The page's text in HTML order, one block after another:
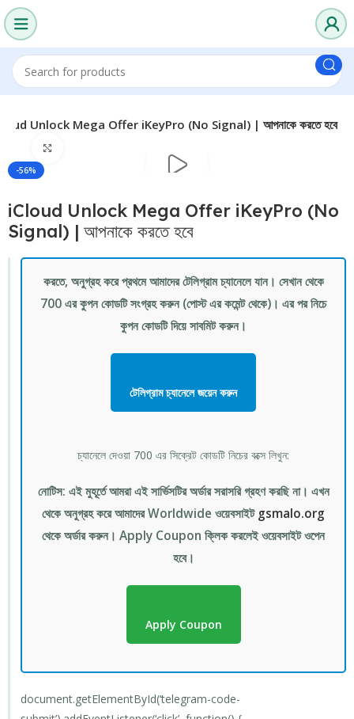
Unlock Mega Offer iKeyPro (No Signal) | আপনাকে করতে হবে
-56%
iCloud Unlock Mega Offer iKeyPro (No
Signal) | আপনাকে করতে হবে
করতে, অনুগ্রহ করে প্রথমে আমাদের টেলিগ্রাম চ্যানেলে যান। সেখান থেকে
700 এর কুপন কোডটি সংগ্রহ করুন (পোস্ট এর কমেন্ট থেকে)। এর পর নিচে
কুপন কোডটি দিয়ে সাবমিট করুন।
টেলিগ্রাম চ্যানেলে জয়েন করুন
চ্যানেলে দেওয়া 700 এর সিক্রেট কোডটি নিচের বক্সে লিখুন:
নোটিস: এই মুহূর্তে আমরা এই সার্ভিসটির অর্ডার সরাসরি গ্রহণ করছি না। এখন
থেকে অনুগ্রহ করে আমাদের Worldwide ওয়েবসাইট gsmalo.org
থেকে অর্ডার করুন। Apply Coupon ক্লিক করলেই ওয়েবসাইট ওপেন
হবে।
Apply Coupon
document.getElementById(‘telegram-code-